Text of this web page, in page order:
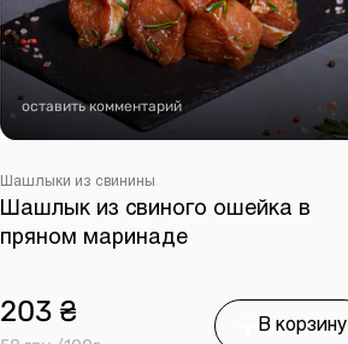
оставить комментарий
Шашлыки из свинины
Шашлык из свиного ошейка в
пряном маринаде
203 ₴ В корзину